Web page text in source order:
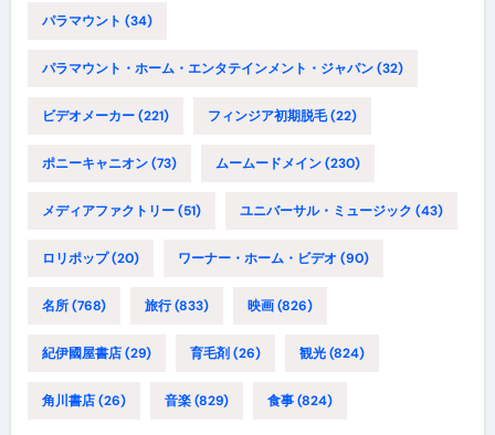
パラマウント (34)
パラマウント・ホーム・エンタテインメント・ジャパン(32)
ビデオメーカー(221) フィンジア初期脱毛(22)
ポニーキャニオン(73) ムームードメイン(230)
メディアファクトリー(51) ユニバーサル・ミュージック (43)
ロリポップ(20) ワーナー・ホーム・ビデオ (90)
名所(768) 旅行(833) 映画(826)
紀伊國屋書店(29) 育毛剤(26) 観光(824)
角川書店(26) 音楽(829) 食事(824)